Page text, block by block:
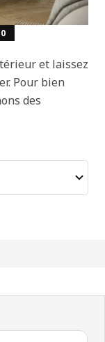
et laissez
Pour bien
des